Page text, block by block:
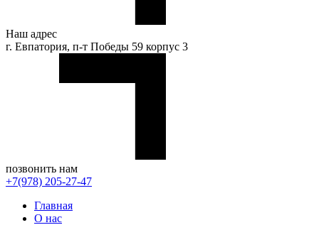
Наш адрес
г. Евпатория, п-т Победы 59 корпус 3
позвонить нам
+7(978) 205-27-47
Главная
О нас